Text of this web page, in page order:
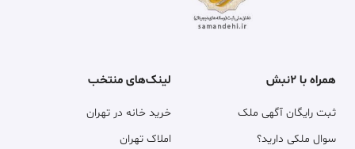
همراه با ۲نبش
ثبت رایگان آگهی ملک
سوال ملکی دارید؟
لینک‌های منتخب
خرید خانه در تهران
املاک تهران